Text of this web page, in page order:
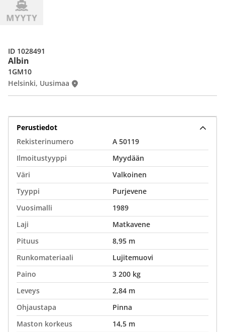
Albin
1GM10
Helsinki, Uusimaa
ID 1028491
Perustiedot
Rekisterinumero
A 50119
Ilmoitustyyppi
Myydään
Väri
Valkoinen
Tyyppi
Purjevene
Vuosimalli
1989
Laji
Matkavene
Pituus
8,95 m
Runkomateriaali
Lujitemuovi
Paino
3 200 kg
Leveys
2,84 m
Ohjaustapa
Pinna
Maston korkeus
14,5 m